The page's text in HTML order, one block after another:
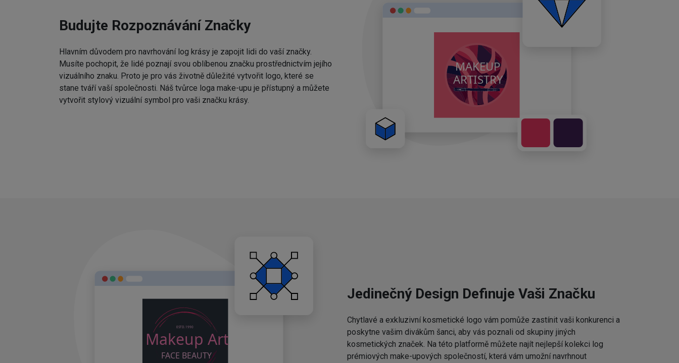
Budujte Rozpoznávání Značky
Hlavním důvodem pro navrhování log krásy je zapojit lidi do vaší značky.
Musíte pochopit, že lidé poznají svou oblíbenou značku prostřednictvím jejího
vizuálního znaku. Proto je pro vás životně důležité vytvořit logo, které se
stane tváří vaší společnosti. Náš tvůrce loga make-upu je přístupný a můžete
vytvořit stylový vizuální symbol pro vaši značku krásy.
Jedinečný Design Definuje Vaši Značku
Chytlavé a exkluzivní kosmetické logo vám pomůže zastínit vaši konkurenci a
poskytne vašim divákům šanci, aby vás poznali od skupiny jiných
kosmetických značek. Na této platformě můžete najít nejlepší kolekci log
prémiových make-upových společností, která vám umožní navrhnout